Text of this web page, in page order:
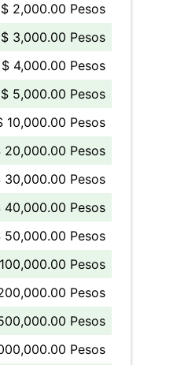
$ 2,000.00 Pesos
$ 3,000.00 Pesos
$ 4,000.00 Pesos
$ 5,000.00 Pesos
10,000.00 Pesos
20,000.00 Pesos
30,000.00 Pesos
40,000.00 Pesos
50,000.00 Pesos
Pesos
Pesos
Pesos
Pesos